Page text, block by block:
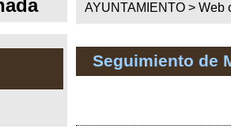
AYUNTAMIENTO > Web
Seguimiento de